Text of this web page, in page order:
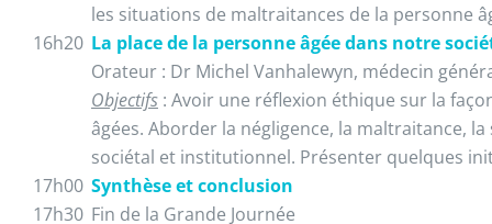
les situations de maltraitances de la personne
16h20 La place de la personne âgée dans notre
Orateur : Dr Michel Vanhalewyn, médecin
Objectifs: Avoir une réflexion éthique sur la
âgées. Aborder la négligence, la maltraitance,
sociétal et institutionnel. Présenter quelques
17h00 Synthèse et conclusion
17h30 Fin de la Grande Journée